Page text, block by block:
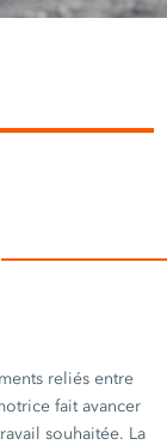
reliés entre
fait avancer
souhaitée. La